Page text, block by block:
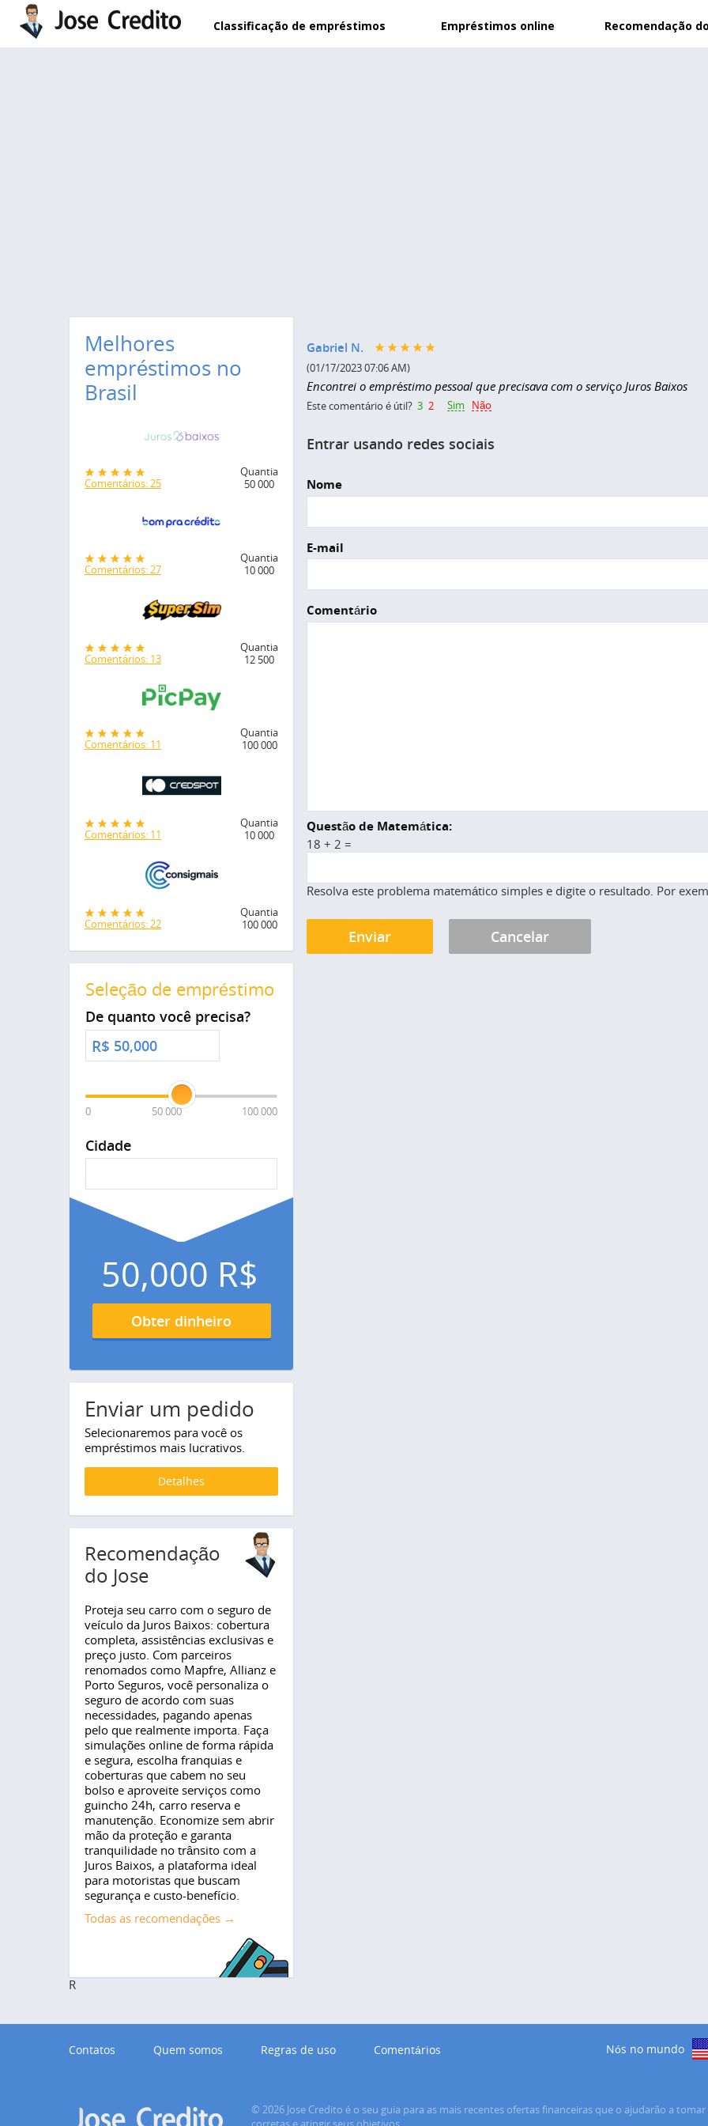
Pular para o conteúdo principal
Classificação de empréstimos Empréstimos online Recomendação
Gabriel N.
(01/17/2023 07:06 AM)
Encontrei o empréstimo pessoal que precisava com o serviço Juros Baixos
Este comentário é útil? 3 2 Sim
Não
Entrar usando redes sociais
Nome
E-mail
Comentário
Questão de Matemática:
18 + 2 =
Resolva este problema matemático simples e digite o resultado. Por
Melhores
empréstimos no
Brasil
Comentários: 25
Quantia
50 000
Comentários: 27
Quantia
10 000
Comentários: 13
Quantia
12 500
Comentários: 11
Quantia
100 000
Comentários: 11
Quantia
10 000
Comentários: 22
Quantia
100 000
Seleção de empréstimo
De quanto você precisa?
R$
0 50 000 100 000
Cidade
50,000 R$
Obter dinheiro
Enviar um pedido
Selecionaremos para você os
empréstimos mais lucrativos.
Detalhes
Recomendação
do Jose
Proteja seu carro com o seguro de
veículo da Juros Baixos: cobertura
completa, assistências exclusivas e
preço justo. Com parceiros
renomados como Mapfre, Allianz e
Porto Seguros, você personaliza o
seguro de acordo com suas
necessidades, pagando apenas
pelo que realmente importa. Faça
simulações online de forma rápida
e segura, escolha franquias e
coberturas que cabem no seu
bolso e aproveite serviços como
guincho 24h, carro reserva e
manutenção. Economize sem abrir
mão da proteção e garanta
tranquilidade no trânsito com a
Juros Baixos, a plataforma ideal
para motoristas que buscam
segurança e custo-benefício.
Todas as recomendações →
R
Contatos Quem somos Regras de uso Comentários
© 2026 Jose Credito é o seu guia para as mais recentes ofertas financeiras que o ajudarão a tomar
Nós no mundo